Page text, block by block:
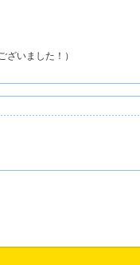
いました！）